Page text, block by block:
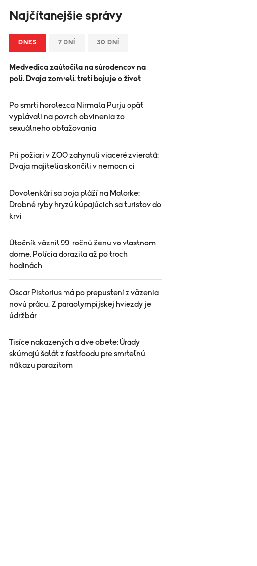
Najčítanejšie správy
DNES 7 DNÍ 30 DNÍ
Medvedica zaútočila na súrodencov na
poli. Dvaja zomreli, tretí bojuje o život
Po smrti horolezca Nirmala Purju opäť
vyplávali na povrch obvinenia zo
sexuálneho obťažovania
Pri požiari v ZOO zahynuli viaceré zvieratá:
Dvaja majitelia skončili v nemocnici
Dovolenkári sa boja pláží na Malorke:
Drobné ryby hryzú kúpajúcich sa turistov do
krvi
Útočník väznil 99-ročnú ženu vo vlastnom
dome. Polícia dorazila až po troch
hodinách
Oscar Pistorius má po prepustení z väzenia
novú prácu. Z paraolympijskej hviezdy je
údržbár
Tisíce nakazených a dve obete: Úrady
skúmajú šalát z fastfoodu pre smrteľnú
nákazu parazitom